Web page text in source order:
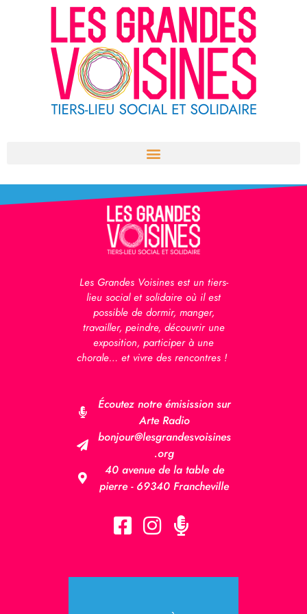
Les Grandes Voisines est un tiers-
lieu social et solidaire où il est
possible de dormir, manger,
travailler, peindre, découvrir une
exposition, participer à une
chorale… et vivre des rencontres !
Écoutez notre émisission sur
Arte Radio
bonjour@lesgrandesvoisines
.org
40 avenue de la table de
pierre - 69340 Francheville